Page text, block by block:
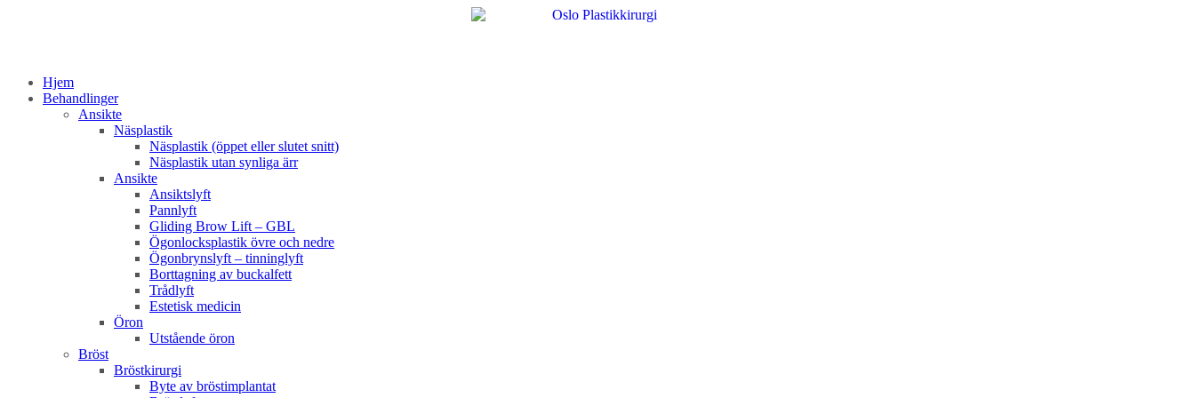
Hjem
Behandlinger
Ansikte
Näsplastik
Näsplastik (öppet eller slutet snitt)
Näsplastik utan synliga ärr
Ansikte
Ansiktslyft
Pannlyft
Gliding Brow Lift – GBL
Ögonlocksplastik övre och nedre
Ögonbrynslyft – tinninglyft
Borttagning av buckalfett
Trådlyft
Estetisk medicin
Öron
Utstående öron
Bröst
Bröstkirurgi
Byte av bröstimplantat